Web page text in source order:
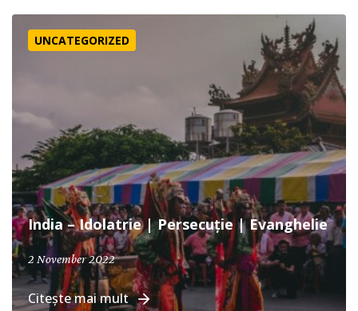
India – Idolatrie | Persecuție | Evanghelie
UNCATEGORIZED
2 November 2022
Citește mai mult